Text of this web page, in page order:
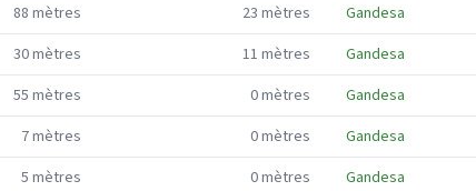
88 mètres 23 mètres Gandesa
30mètres 11 mètres Gandesa
55 mètres 0mètres Gandesa
7mètres 0mètres Gandesa
5 mètres 0mètres Gandesa